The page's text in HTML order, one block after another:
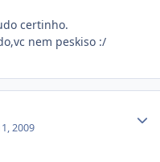
certinho.
nem peskiso :/
2009